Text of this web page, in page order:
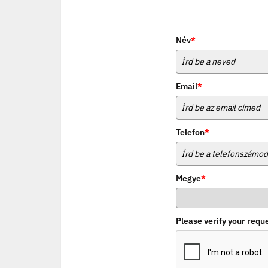
Név*
Email*
Telefon*
Megye*
Please verify your